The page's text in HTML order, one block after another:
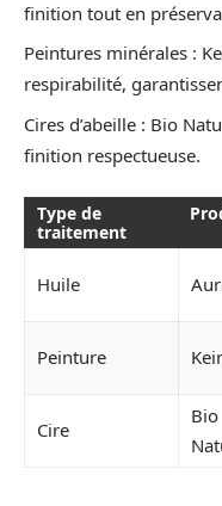
finition tout en
Peintures minérales :
respirabilité,
Cires d’abeille : Bio
finition respectueuse.
Type de
traitement
Huile
Peinture
Cire
Bio